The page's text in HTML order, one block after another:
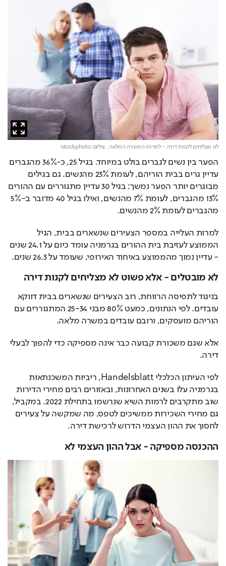
לא מצליחים לקנות דירה - למרות המשרה המלאה , צילום: istockphoto
13% מהגברים, לעומת 7% מהנשים, ואילו בגיל 40 מדובר ב-5%
מהגברים לעומת 2% מהנשים.
למרות העלייה במספר הצעירים שנשארים בבית, הגיל
- עדיין נמוך מהממוצע באיחוד האירופי, שעומד על 26.3 שנים.
לא מובטלים - אלא פשוט לא מצליחים לקנות דירה
הוריהם מועסקים, ורובם עובדים במשרה מלאה.
דירה.
לחסוך את ההון העצמי הדרוש לרכישת דירה.
ההכנסה מספיקה - אבל ההון העצמי לא